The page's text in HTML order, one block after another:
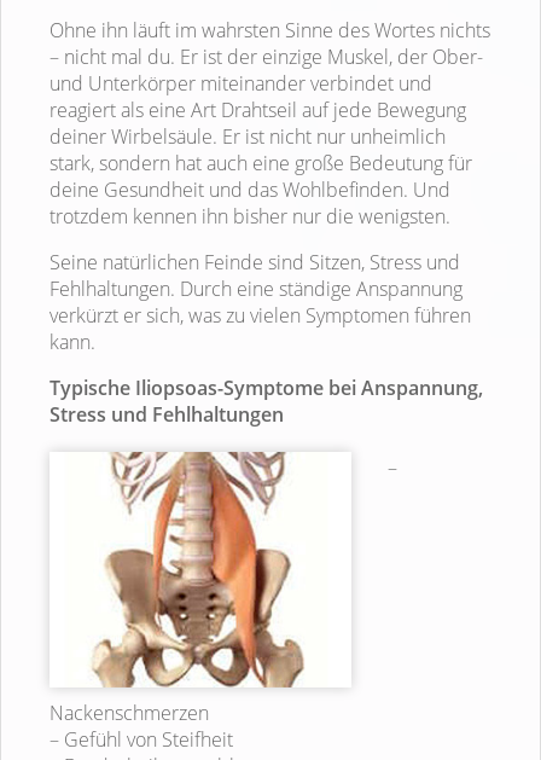
Ohne ihn läuft im wahrsten Sinne des Wortes nichts
– nicht mal du. Er ist der einzige Muskel, der Ober-
und Unterkörper miteinander verbindet und
reagiert als eine Art Drahtseil auf jede Bewegung
deiner Wirbelsäule. Er ist nicht nur unheimlich
stark, sondern hat auch eine große Bedeutung für
deine Gesundheit und das Wohlbefinden. Und
trotzdem kennen ihn bisher nur die wenigsten.
Seine natürlichen Feinde sind Sitzen, Stress und
Fehlhaltungen. Durch eine ständige Anspannung
verkürzt er sich, was zu vielen Symptomen führen
kann.
Typische Iliopsoas-Symptome bei Anspannung,
Stress und Fehlhaltungen
–
Nackenschmerzen
– Gefühl von Steifheit